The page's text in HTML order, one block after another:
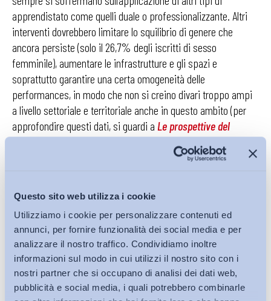
Questo sito web utilizza i cookie
Utilizziamo i cookie per personalizzare contenuti ed
annunci, per fornire funzionalità dei social media e per
analizzare il nostro traffico. Condividiamo inoltre
informazioni sul modo in cui utilizzi il nostro sito con i
nostri partner che si occupano di analisi dei dati web,
pubblicità e social media, i quali potrebbero combinarle
apprendistato come quelli duale o professionalizzante. Altri
interventi dovrebbero limitare lo squilibrio di genere che
ancora persiste (solo il 26,7% degli iscritti di sesso
femminile), aumentare le infrastrutture e gli spazi e
soprattutto garantire una certa omogeneità delle
performances, in modo che non si creino divari troppo ampi
a livello settoriale e territoriale anche in questo ambito (per
approfondire questi dati, si guardi a Le prospettive del
sistema ITS Academy. Dati e spunti dall’ultimo rapporto di
di Matteo Colombo, in questo Bollettino).
visto la realizzazione di una tavola rotonda alla quale
hanno partecipato Guido Torrielli (Presidente rete ITS
Italia), Luciano Pero (Docente di Organization Theory
and Design presso il MIP-Politecnico di Milano) e Luca
Pedrazzini (Direttore Generale Sorint.lab ), dai quali sono
giunti suggerimenti, critiche e apprezzamenti riguardo alle